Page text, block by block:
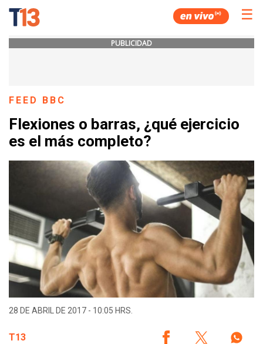
☰
PUBLICIDAD
FEED BBC
Flexiones o barras, ¿qué ejercicio
es el más completo?
28 DE ABRIL DE 2017 - 10:05 HRS.
T13